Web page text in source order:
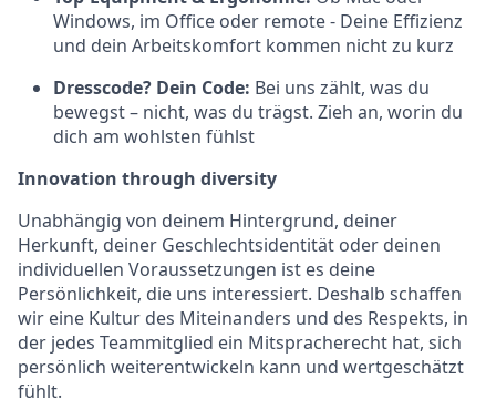
Windows, im Office oder remote - Deine Effizienz
und dein Arbeitskomfort kommen nicht zu kurz
Dresscode? Dein Code: Bei uns zählt, was du
bewegst – nicht, was du trägst. Zieh an, worin du
dich am wohlsten fühlst
Innovation through diversity
Unabhängig von deinem Hintergrund, deiner
Herkunft, deiner Geschlechtsidentität oder deinen
individuellen Voraussetzungen ist es deine
Persönlichkeit, die uns interessiert. Deshalb schaffen
wir eine Kultur des Miteinanders und des Respekts, in
der jedes Teammitglied ein Mitspracherecht hat, sich
persönlich weiterentwickeln kann und wertgeschätzt
fühlt.